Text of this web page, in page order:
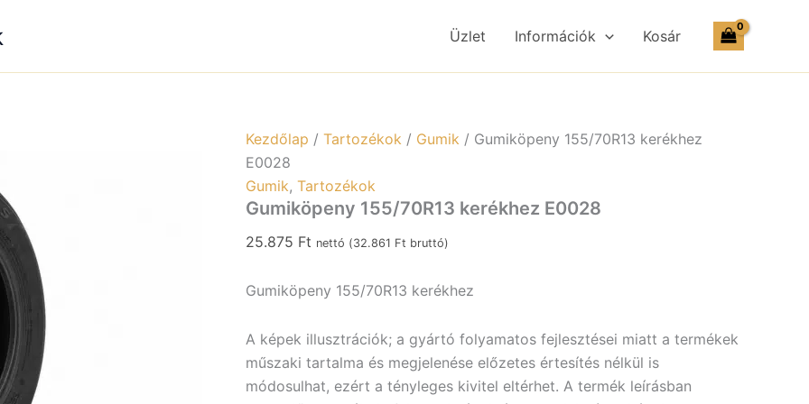
Üzlet Információk Kosár
Kezdőlap / Tartozékok / Gumik / Gumiköpeny 155/70R13 kerékhez
E0028
Gumik, Tartozékok
Gumiköpeny 155/70R13 kerékhez E0028
25.875 Ft nettó (32.861 Ft bruttó)
Gumiköpeny 155/70R13 kerékhez
A képek illusztrációk; a gyártó folyamatos fejlesztései miatt a termékek
műszaki tartalma és megjelenése előzetes értesítés nélkül is
módosulhat, ezért a tényleges kivitel eltérhet. A termék leírásban